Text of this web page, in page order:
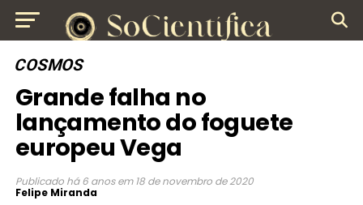
COSMOS
Grande falha no
lançamento do foguete
europeu Vega
Publicado há 6 anos em 18 de novembro de 2020
Felipe Miranda